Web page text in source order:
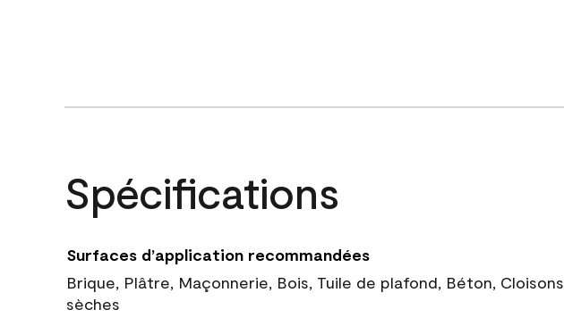
Spécifications
Surfaces d’application recommandées
Brique, Plâtre, Maçonnerie, Bois, Tuile de plafond, Béton, Cloisons
sèches